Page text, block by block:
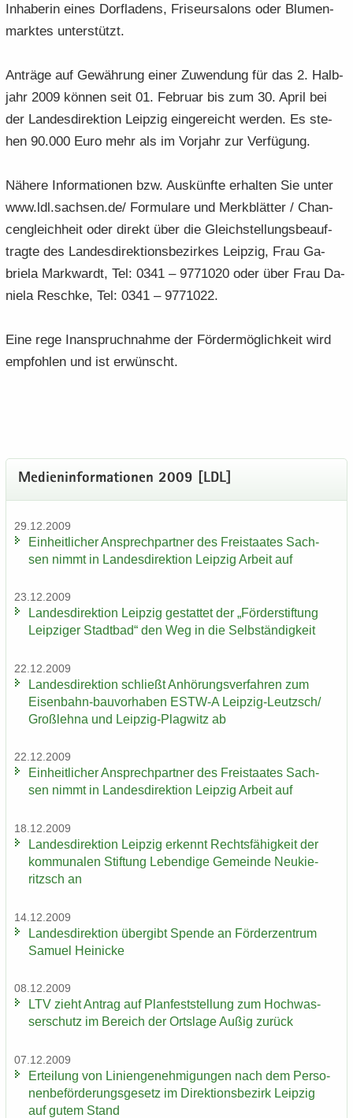
In­ha­be­rin eines Dorf­la­dens, Fri­seur­sa­lons oder Blu­men­
mark­tes un­ter­stützt.
An­trä­ge auf Ge­wäh­rung einer Zu­wen­dung für das 2. Halb­
jahr 2009 kön­nen seit 01. Fe­bru­ar bis zum 30. April bei
der Lan­des­di­rek­ti­on Leip­zig ein­ge­reicht wer­den. Es ste­
hen 90.000 Euro mehr als im Vor­jahr zur Ver­fü­gung.
Nä­he­re In­for­ma­tio­nen bzw. Aus­künf­te er­hal­ten Sie unter
www.ldl.sach­sen.de/ For­mu­la­re und Merk­blät­ter / Chan­
cen­gleich­heit oder di­rekt über die Gleich­stel­lungs­be­auf­
trag­te des Lan­des­di­rek­ti­ons­be­zir­kes Leip­zig, Frau Ga­
brie­la Mark­wardt, Tel: 0341 – 9771020 oder über Frau Da­
nie­la Reschke, Tel: 0341 – 9771022.
Eine rege In­an­spruch­nah­me der För­der­mög­lich­keit wird
emp­foh­len und ist er­wünscht.
Me­di­en­in­for­ma­tio­nen 2009 [LDL]
29.12.2009
Ein­heit­li­cher An­sprech­part­ner des Frei­staa­tes Sach­
sen nimmt in Lan­des­di­rek­ti­on Leip­zig Ar­beit auf
23.12.2009
Lan­des­di­rek­ti­on Leip­zig ge­stat­tet der „För­der­stif­tung
Leip­zi­ger Stadt­bad“ den Weg in die Selb­stän­dig­keit
22.12.2009
Lan­des­di­rek­ti­on schließt An­hö­rungs­ver­fah­ren zum
Eisenbahn-​bauvorhaben ESTW-​A Leipzig-​Leutzsch/
Groß­leh­na und Leipzig-​Plagwitz ab
22.12.2009
Ein­heit­li­cher An­sprech­part­ner des Frei­staa­tes Sach­
sen nimmt in Lan­des­di­rek­ti­on Leip­zig Ar­beit auf
18.12.2009
Lan­des­di­rek­ti­on Leip­zig er­kennt Rechts­fä­hig­keit der
kom­mu­na­len Stif­tung Le­ben­di­ge Ge­mein­de Neu­kie­
ritzsch an
14.12.2009
Lan­des­di­rek­ti­on über­gibt Spen­de an För­der­zen­trum
Sa­mu­el Hei­ni­cke
08.12.2009
LTV zieht An­trag auf Plan­fest­stel­lung zum Hoch­was­
ser­schutz im Be­reich der Orts­la­ge Außig zu­rück
07.12.2009
Er­tei­lung von Li­ni­en­ge­neh­mi­gun­gen nach dem Per­so­
nen­be­för­de­rungs­ge­setz im Di­rek­ti­ons­be­zirk Leip­zig
auf gutem Stand